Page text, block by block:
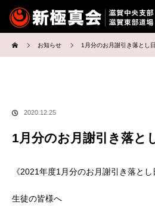
お知らせ
1月分のお月謝引き落とし
2020.12.25
1月分のお月謝引き落と
《2021年度1 月分のお月謝引き落とし
生徒の皆様へ